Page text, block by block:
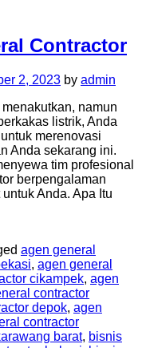
Contractor
2, 2023 by admin
namun
listrik, Anda
merenovasi
Anda sekarang ini.
tim profesional
berpengalaman
Anda. Apa Itu
agen general
, agen general
cikampek, agen
contractor
depok, agen
contractor
barat, bisnis